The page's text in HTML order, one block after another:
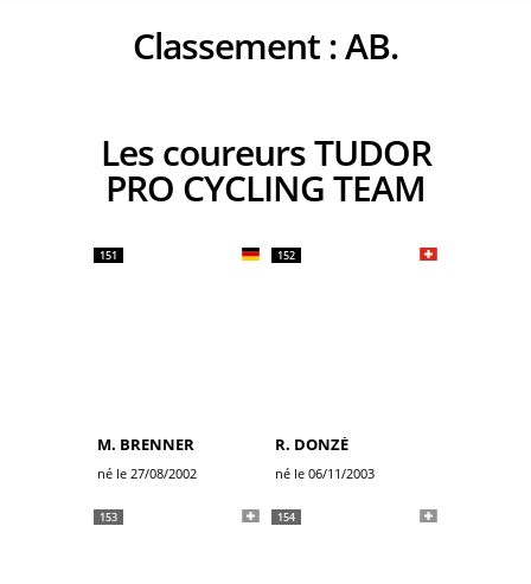
Classement :AB.
Les coureurs TUDOR
PRO CYCLING TEAM
151
M. BRENNER
né le 27/08/2002
152
R. DONZÉ
né le 06/11/2003
153 154